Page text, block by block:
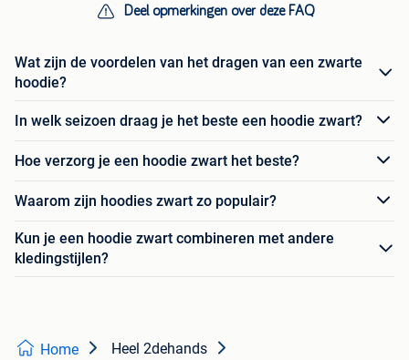
Deel opmerkingen over deze FAQ
Wat zijn de voordelen van het dragen van een zwarte
hoodie?
In welk seizoen draag je het beste een hoodie zwart?
Hoe verzorg je een hoodie zwart het beste?
Waarom zijn hoodies zwart zo populair?
Kun je een hoodie zwart combineren met andere
kledingstijlen?
Home Heel 2dehands